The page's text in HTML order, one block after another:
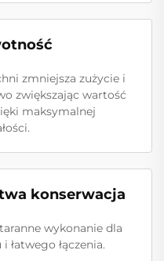
zmniejsza zużycie i
zwiększając wartość
maksymalnej
konserwacja
wykonanie dla
łatwego łączenia.